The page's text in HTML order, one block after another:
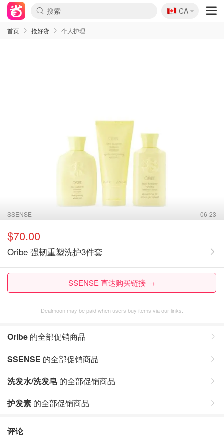
🇨🇦
CA
首页 抢好货 个人护理
SSENSE 06-23
$70.00
Oribe 强韧重塑洗护3件套
SSENSE 直达购买链接 →
Dealmoon may be paid when users buy items via our links.
Oribe 的全部促销商品
SSENSE 的全部促销商品
洗发水/洗发皂 的全部促销商品
护发素 的全部促销商品
评论